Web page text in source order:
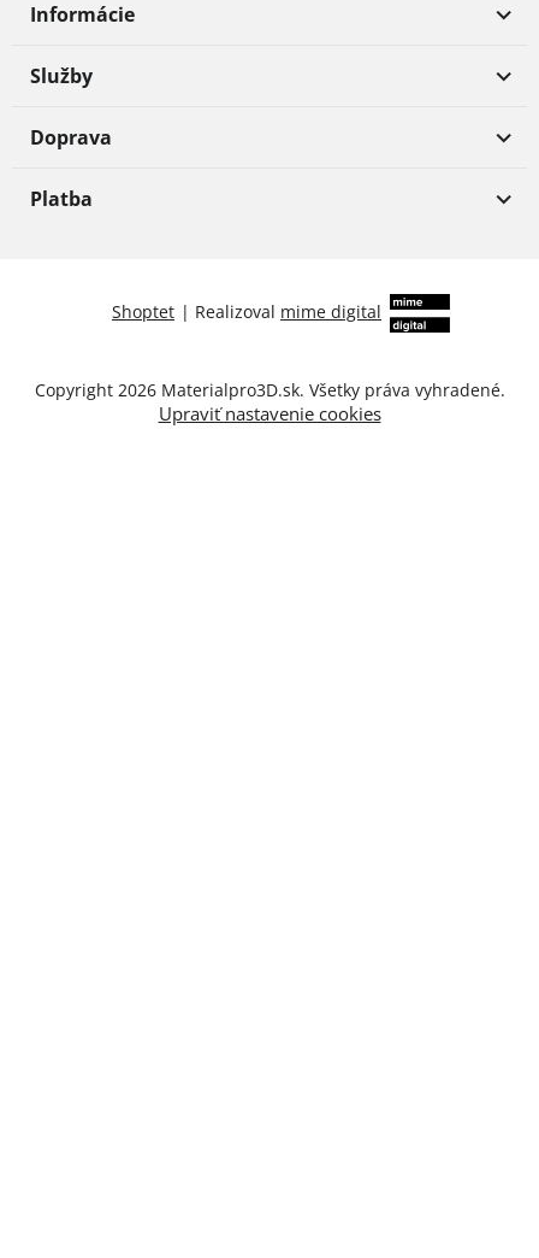
Informácie
Služby
Doprava
Platba
Shoptet | Realizoval mime digital
Copyright 2026 Materialpro3D.sk. Všetky práva vyhradené.
Upraviť nastavenie cookies